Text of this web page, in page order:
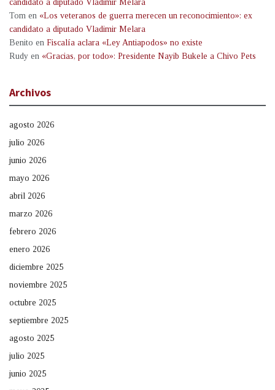
candidato a diputado Vladimir Melara
Tom en «Los veteranos de guerra merecen un reconocimiento»: ex
candidato a diputado Vladimir Melara
Benito en Fiscalía aclara «Ley Antiapodos» no existe
Rudy en «Gracias, por todo»: Presidente Nayib Bukele a Chivo Pets
Archivos
agosto 2026
julio 2026
junio 2026
mayo 2026
abril 2026
marzo 2026
febrero 2026
enero 2026
diciembre 2025
noviembre 2025
octubre 2025
septiembre 2025
agosto 2025
julio 2025
junio 2025